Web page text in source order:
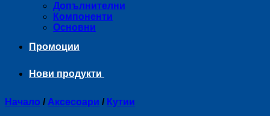
Допълнителни
Компоненти
Основни
Промоции
Нови продукти
Начало / Аксесоари / Кутии